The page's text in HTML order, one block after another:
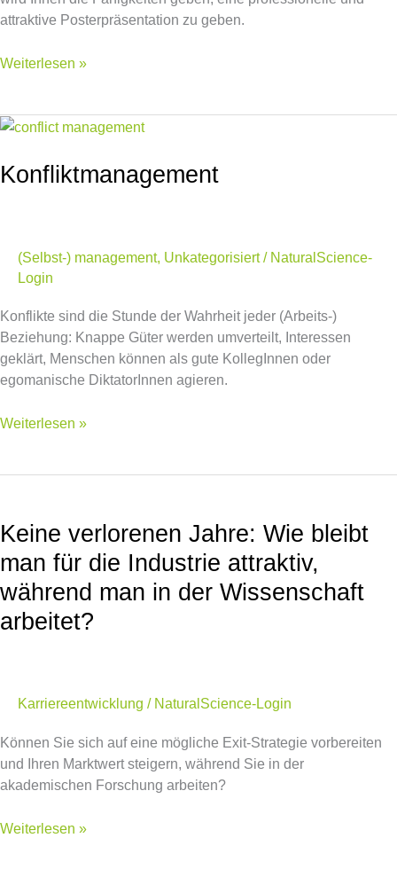
attraktive Posterpräsentation zu geben.
Weiterlesen »
Konfliktmanagement
(Selbst-) management, Unkategorisiert/ NaturalScience-
Login
Konflikte sind die Stunde der Wahrheit jeder (Arbeits-)
Beziehung: Knappe Güter werden umverteilt, Interessen
geklärt, Menschen können als gute KollegInnen oder
egomanische DiktatorInnen agieren.
Konfliktmanagement
Weiterlesen »
Keine verlorenen Jahre: Wie bleibt
man für die Industrie attraktiv,
während man in der Wissenschaft
arbeitet?
Karriereentwicklung / NaturalScience-Login
Können Sie sich auf eine mögliche Exit-Strategie vorbereiten
und Ihren Marktwert steigern, während Sie in der
akademischen Forschung arbeiten?
Jahre:
bleibt
man
für
die
während
in
der
Wissenschaft
Weiterlesen »